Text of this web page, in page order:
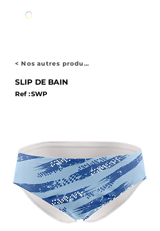
< Nos autres produits
SLIP DE BAIN
Ref :SWP